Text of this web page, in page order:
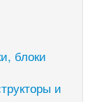
блоки
и